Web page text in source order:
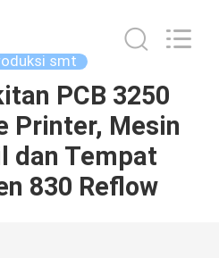
smt
PCB 3250
Printer, Mesin
dan Tempat
830 Reflow